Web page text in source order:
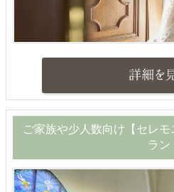
ご家族や少人数向け【セレ
ラン